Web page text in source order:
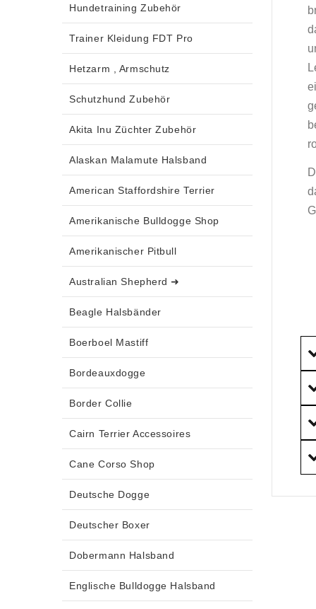
Hundetraining Zubehör
Trainer Kleidung FDT Pro
Hetzarm , Armschutz
Schutzhund Zubehör
Akita Inu Züchter Zubehör
Alaskan Malamute Halsband
American Staffordshire Terrier
Amerikanische Bulldogge Shop
Amerikanischer Pitbull
Australian Shepherd ➜
Beagle Halsbänder
Boerboel Mastiff
Bordeauxdogge
Border Collie
Cairn Terrier Accessoires
Cane Corso Shop
Deutsche Dogge
Deutscher Boxer
Dobermann Halsband
Englische Bulldogge Halsband